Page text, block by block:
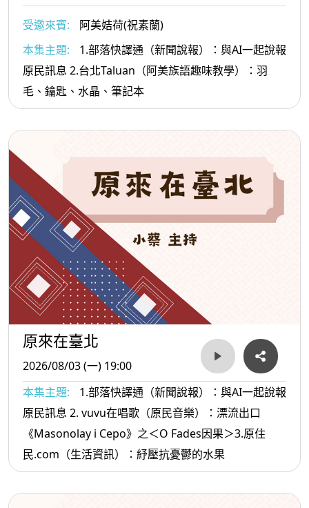
受邀來賓:
阿美姞荷(祝素蘭)
本集主題:
1.部落快譯通（新聞說報）：與AI一起說報
原民訊息 2.台北Taluan（阿美族語趣味教學）：羽
毛、鑰匙、水晶、筆記本
原來在臺北
2026/08/03 (一) 19:00
本集主題:
1.部落快譯通（新聞說報）：與AI一起說報
原民訊息 2. vuvu在唱歌（原民音樂）：漂流出口
《Masonolay i Cepo》之＜O Fades因果＞3.原住
民.com（生活資訊）：紓壓抗憂鬱的水果